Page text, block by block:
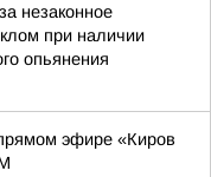
незаконное
при наличии
опьянения
эфире «Киров